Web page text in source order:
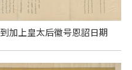
加上皇太后徽号恩詔日期